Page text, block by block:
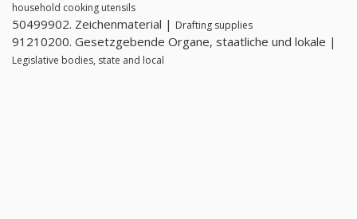
household cooking utensils
50499902. Zeichenmaterial | Drafting supplies
91210200. Gesetzgebende Organe, staatliche und lokale |
Legislative bodies, state and local